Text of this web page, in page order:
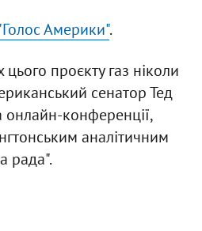
Америки".
проєкту газ ніколи
сенатор Тед
конференції,
аналітичним
рада".